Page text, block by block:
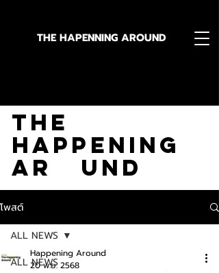
THE HAPENNING AROUND
The
Happening
Ar und
โพสต์
ALL NEWS
ALL NEWS
Happening Around
20 พ.ย. 2568